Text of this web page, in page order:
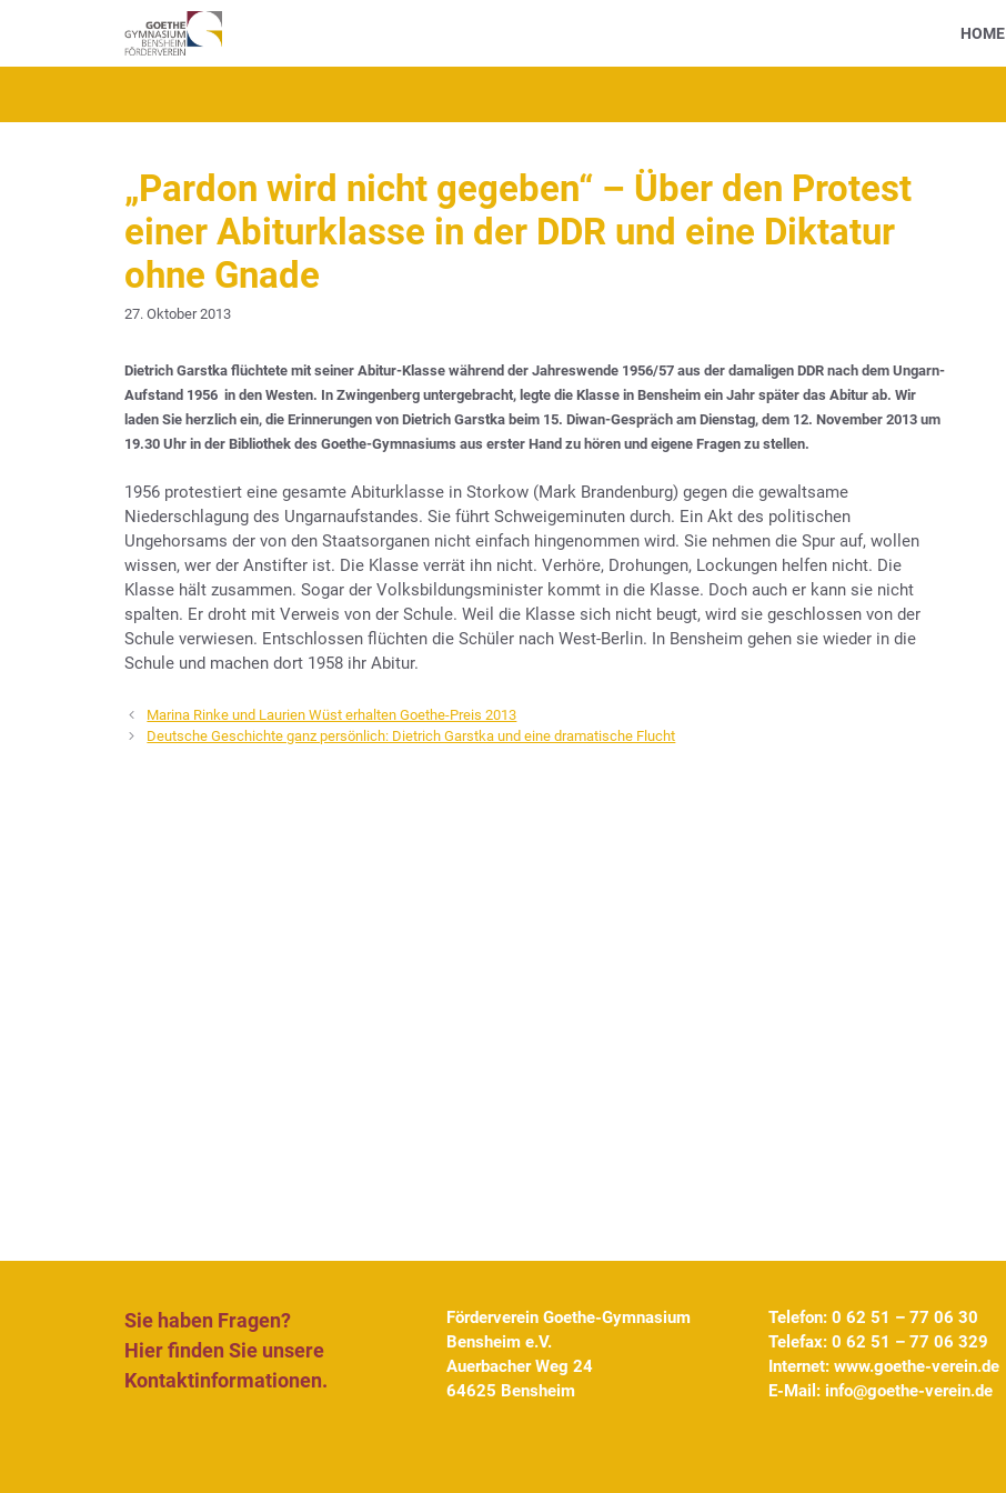
HOME
„Pardon wird nicht gegeben“ – Über den Protest
einer Abiturklasse in der DDR und eine Diktatur
ohne Gnade
27. Oktober 2013
Dietrich Garstka flüchtete mit seiner Abitur-Klasse während der Jahreswende 1956/57 aus der damaligen DDR nach dem Ungarn-
Aufstand 1956 in den Westen. In Zwingenberg untergebracht, legte die Klasse in Bensheim ein Jahr später das Abitur ab. Wir
laden Sie herzlich ein, die Erinnerungen von Dietrich Garstka beim 15. Diwan-Gespräch am Dienstag, dem 12. November 2013 um
19.30 Uhr in der Bibliothek des Goethe-Gymnasiums aus erster Hand zu hören und eigene Fragen zu stellen.
1956 protestiert eine gesamte Abiturklasse in Storkow (Mark Brandenburg) gegen die gewaltsame
Niederschlagung des Ungarnaufstandes. Sie führt Schweigeminuten durch. Ein Akt des politischen
Ungehorsams der von den Staatsorganen nicht einfach hingenommen wird. Sie nehmen die Spur auf, wollen
wissen, wer der Anstifter ist. Die Klasse verrät ihn nicht. Verhöre, Drohungen, Lockungen helfen nicht. Die
Klasse hält zusammen. Sogar der Volksbildungsminister kommt in die Klasse. Doch auch er kann sie nicht
spalten. Er droht mit Verweis von der Schule. Weil die Klasse sich nicht beugt, wird sie geschlossen von der
Schule verwiesen. Entschlossen flüchten die Schüler nach West-Berlin. In Bensheim gehen sie wieder in die
Schule und machen dort 1958 ihr Abitur.
Marina Rinke und Laurien Wüst erhalten Goethe-Preis 2013
Deutsche Geschichte ganz persönlich: Dietrich Garstka und eine dramatische Flucht
Sie haben Fragen?
Hier finden Sie unsere
Kontaktinformationen.
Förderverein Goethe-Gymnasium
Bensheim e.V.
Auerbacher Weg 24
64625 Bensheim
Telefon: 0 62 51 – 77 06 30
Telefax: 0 62 51 – 77 06 329
Internet: www.goethe-verein.de
E-Mail: info@goethe-verein.de